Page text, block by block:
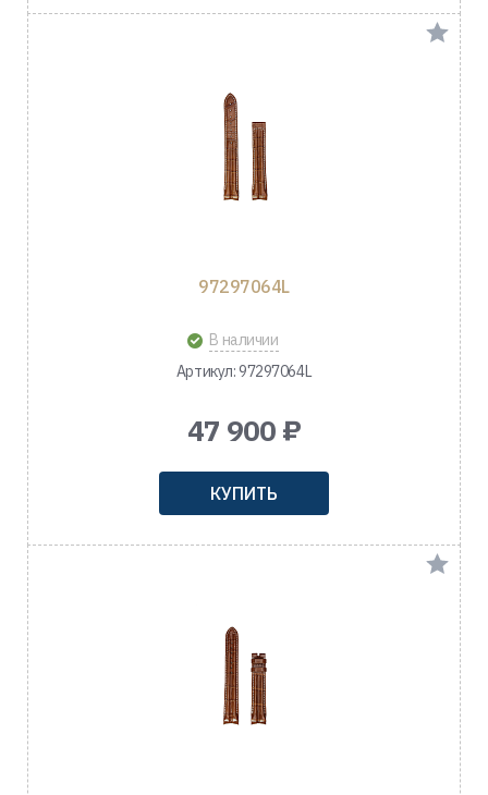
97297064L
В наличии
Артикул: 97297064L
47 900 ₽
КУПИТЬ